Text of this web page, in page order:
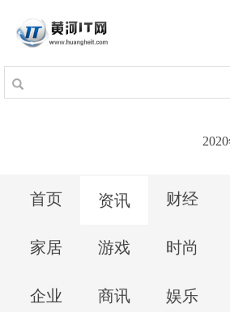
首页 资讯 财经
家居 游戏 时尚
企业 商讯 娱乐